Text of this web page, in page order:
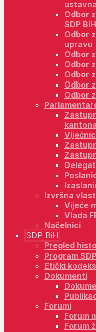
Odbor
SDP BiH
Odbor
upravu
Odbor
Odbor
Odbor
Odbor
Odbor
Izvršna vlast
Vijeće
Vlada
Načelnici
SDP BiH
Pregled
Program
Etički kodeks
Dokumenti
Forumi
Forum
Forum